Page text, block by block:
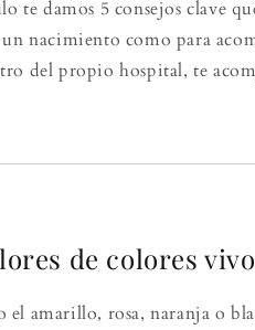
te damos 5 consejos clave
nacimiento como para
del propio hospital, te
de colores
el amarillo, rosa, naranja o